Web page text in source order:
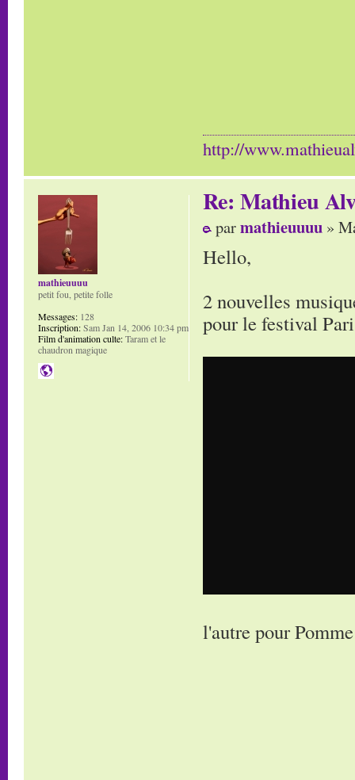
http://
Re: Mathieu
parmathieuuuu »
Hello,
2 nouvelles
pour le festival
l'autre pour
mathieuuuu
petit fou, petite folle
Messages: 128
Inscription:Sam Jan 14, 2006 10:34 pm
Film d'animation culte:Taram et le
chaudron magique